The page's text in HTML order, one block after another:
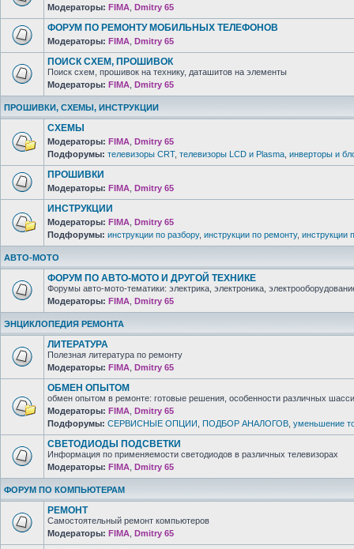
Модераторы: FIMA Dmitry 65
ФОРУМ ПО РЕМОНТУ МОБИЛЬНЫХ ТЕЛЕФОНОВ
Модераторы: FIMA Dmitry 65
ПОИСК СХЕМ, ПРОШИВОК
Поиск схем, прошивок на технику, даташитов на элементы
Модераторы: FIMA Dmitry 65
ПРОШИВКИ, СХЕМЫ, ИНСТРУКЦИИ
СХЕМЫ
Модераторы: FIMA Dmitry 65
Подфорумы: телевизоры CRT, телевизоры LCD и Plasma инверторы и
ПРОШИВКИ
Модераторы: FIMA Dmitry 65
ИНСТРУКЦИИ
Модераторы: FIMA Dmitry 65
Подфорумы: инструкции по разбору, инструкции по ремонту, инструкции
АВТО-МОТО
ФОРУМ ПО АВТО-МОТО И ДРУГОЙ ТЕХНИКЕ
Форумы авто-мото-тематики: электрика, электроника,
Модераторы: FIMA Dmitry 65
ЭНЦИКЛОПЕДИЯ РЕМОНТА
ЛИТЕРАТУРА
Полезная литература по ремонту
Модераторы: FIMA Dmitry 65
ОБМЕН ОПЫТОМ
обмен опытом в ремонте: готовые решения, особенности различных
Модераторы: FIMA Dmitry 65
Подфорумы: СЕРВИСНЫЕ ОПЦИИ ПОДБОР АНАЛОГОВ уменьшение
СВЕТОДИОДЫ ПОДСВЕТКИ
Информация по применяемости светодиодов в различных телевизорах
Модераторы: FIMA Dmitry 65
ФОРУМ ПО КОМПЬЮТЕРАМ
РЕМОНТ
Самостоятельный ремонт компьютеров
Модераторы: FIMA Dmitry 65